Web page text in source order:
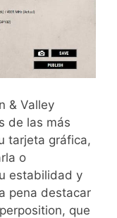
& Valley
de las más
tarjeta gráfica,
o
estabilidad y
pena destacar
que